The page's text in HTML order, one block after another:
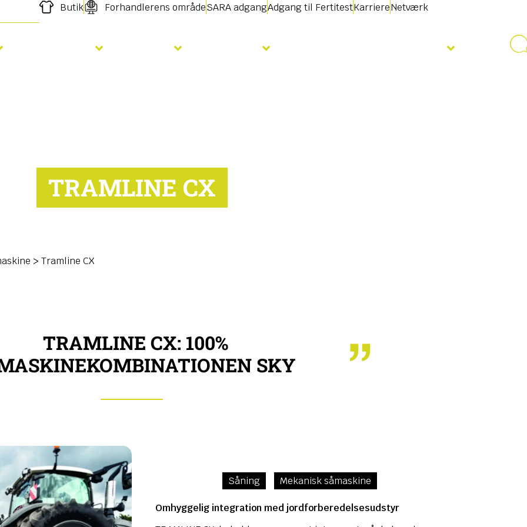
Butik Forhandlerens områdeSARA adgangAdgang til FertitestKarriereNetværk
TRAMLINE CX
> Tramline CX
TRAMLINE CX: 100%
SKY
Såning Mekanisk såmaskine
Omhyggelig integration med jordforberedelsesudstyr